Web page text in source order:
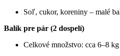
Soľ, cukor, koreniny – malé
Balík pre pár (2 dospelí)
Celkové množstvo: cca 6–8